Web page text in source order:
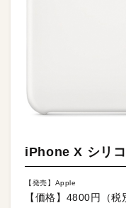
iPhone X シリ
【発売】Apple
【価格】4800円（税